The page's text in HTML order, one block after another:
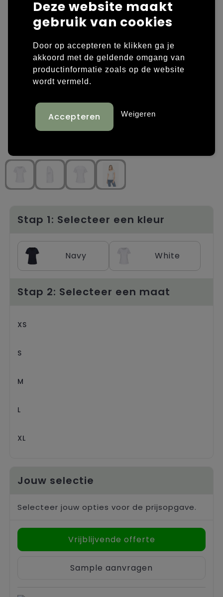
Laptop hoezen en tassen
Overige tassen
Papieren tassen
Promotietassen
Reistassen
Rugzakken
Schoudertassen
Trolleys
Overige kleding
Polo's
Sweaters bedrukken
T-shirts bedrukken
Vesten bedrukken
Schoenen bedrukken
Stap 1: Selecteer een kleur
Navy White
Stap 2: Selecteer een maat
XS
S
M
L
XL
Jouw selectie
Selecteer jouw opties voor de prijsopgave.
Vrijblijvende offerte
Sample aanvragen
Deze website maakt
gebruik van cookies
Door op accepteren te klikken ga je
akkoord met de geldende omgang van
productinformatie zoals op de website
wordt vermeld.
Weigeren